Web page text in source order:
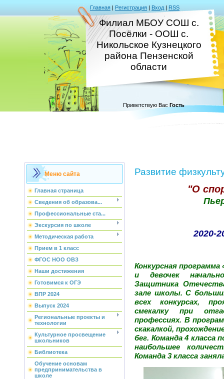
Главная | Регистрация | Вход | RSS
Филиал МБОУ СОШ с.
Посёлки - ООШ с.
Никольское Кузнецкого
района Пензенской
области
Приветствую Вас Гость
Меню сайта
Главная страница
Сведения об образова...
Профессиональные ста...
Экскурсия по школе
Методическая работа
Прием в 1 класс
ФГОС НОО ОВЗ
Наши достижения
Готовимся к ОГЭ
ВПР 2024
Выпуск 2024
Региональные проекты и
технологии
Культурное просвещение
школьников
Библиотека
Обучение основам
предпринимательства в
школе
Развитие
"О
2020-
Конкурсная программа
и девочек
Защитника
зале школы. С
всех конкурсах,
смекалку при
профессиях. В
скакалкой,
бег. Команда 4 класса
наибольшее
Команда 3 класса